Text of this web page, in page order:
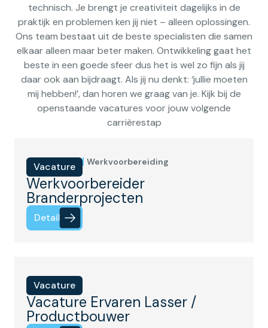
technisch. Je brengt je creativiteit dagelijks in de
praktijk en problemen ken jij niet – alleen oplossingen.
Ons team bestaat uit de beste specialisten die samen
elkaar alleen maar beter maken. Ontwikkeling gaat het
beste in een goede sfeer dus het is wel zo fijn als jij
daar ook aan bijdraagt. Als jij nu denkt: ‘jullie moeten
mij hebben!’, dan horen we graag van je. Kijk bij de
openstaande vacatures voor jouw volgende
carrièrestap
Vacature Werkvoorbereiding
Werkvoorbereider
Branderprojecten
Details
Vacature
Vacature Ervaren Lasser /
Productbouwer